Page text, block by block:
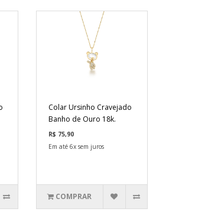
Colar Ursinho Cravejado
Banho de Ouro 18k.
R$ 75,90
Em até 6x sem juros
COMPRAR